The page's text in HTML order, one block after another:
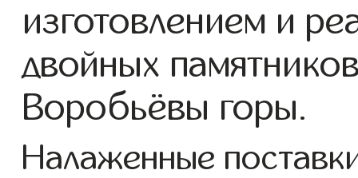
изготовлением и
двойных
Воробьёвы горы.
Налаженные